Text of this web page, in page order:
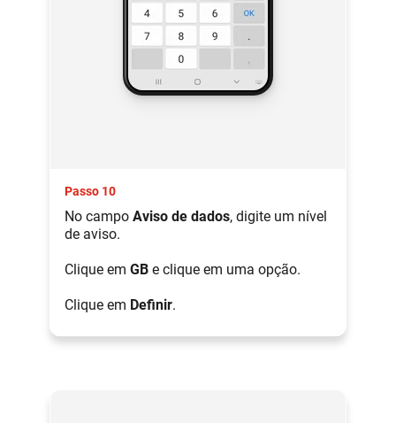
Passo 10
No campo Aviso de dados, digite um nível
de aviso.
Clique em GB e clique em uma opção.
Clique em Definir.